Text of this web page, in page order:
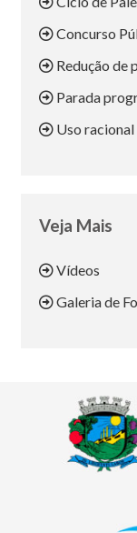
Concurso
Redução de
Parada
Uso racional
Veja Mais
Vídeos
Galeria de